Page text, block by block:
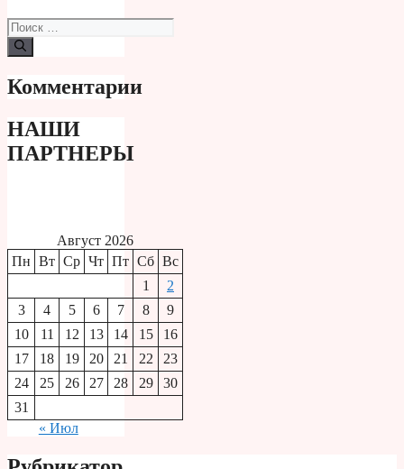
Поиск:
Комментарии
НАШИ
ПАРТНЕРЫ
Август 2026
Пн Вт Ср Чт Пт Сб Вс
1
2
3
4 5 6 7 8
9
10
11 12 13 14 15
16
17
18 19 20 21 22
23
24
25 26 27 28 29
30
31
« Июл